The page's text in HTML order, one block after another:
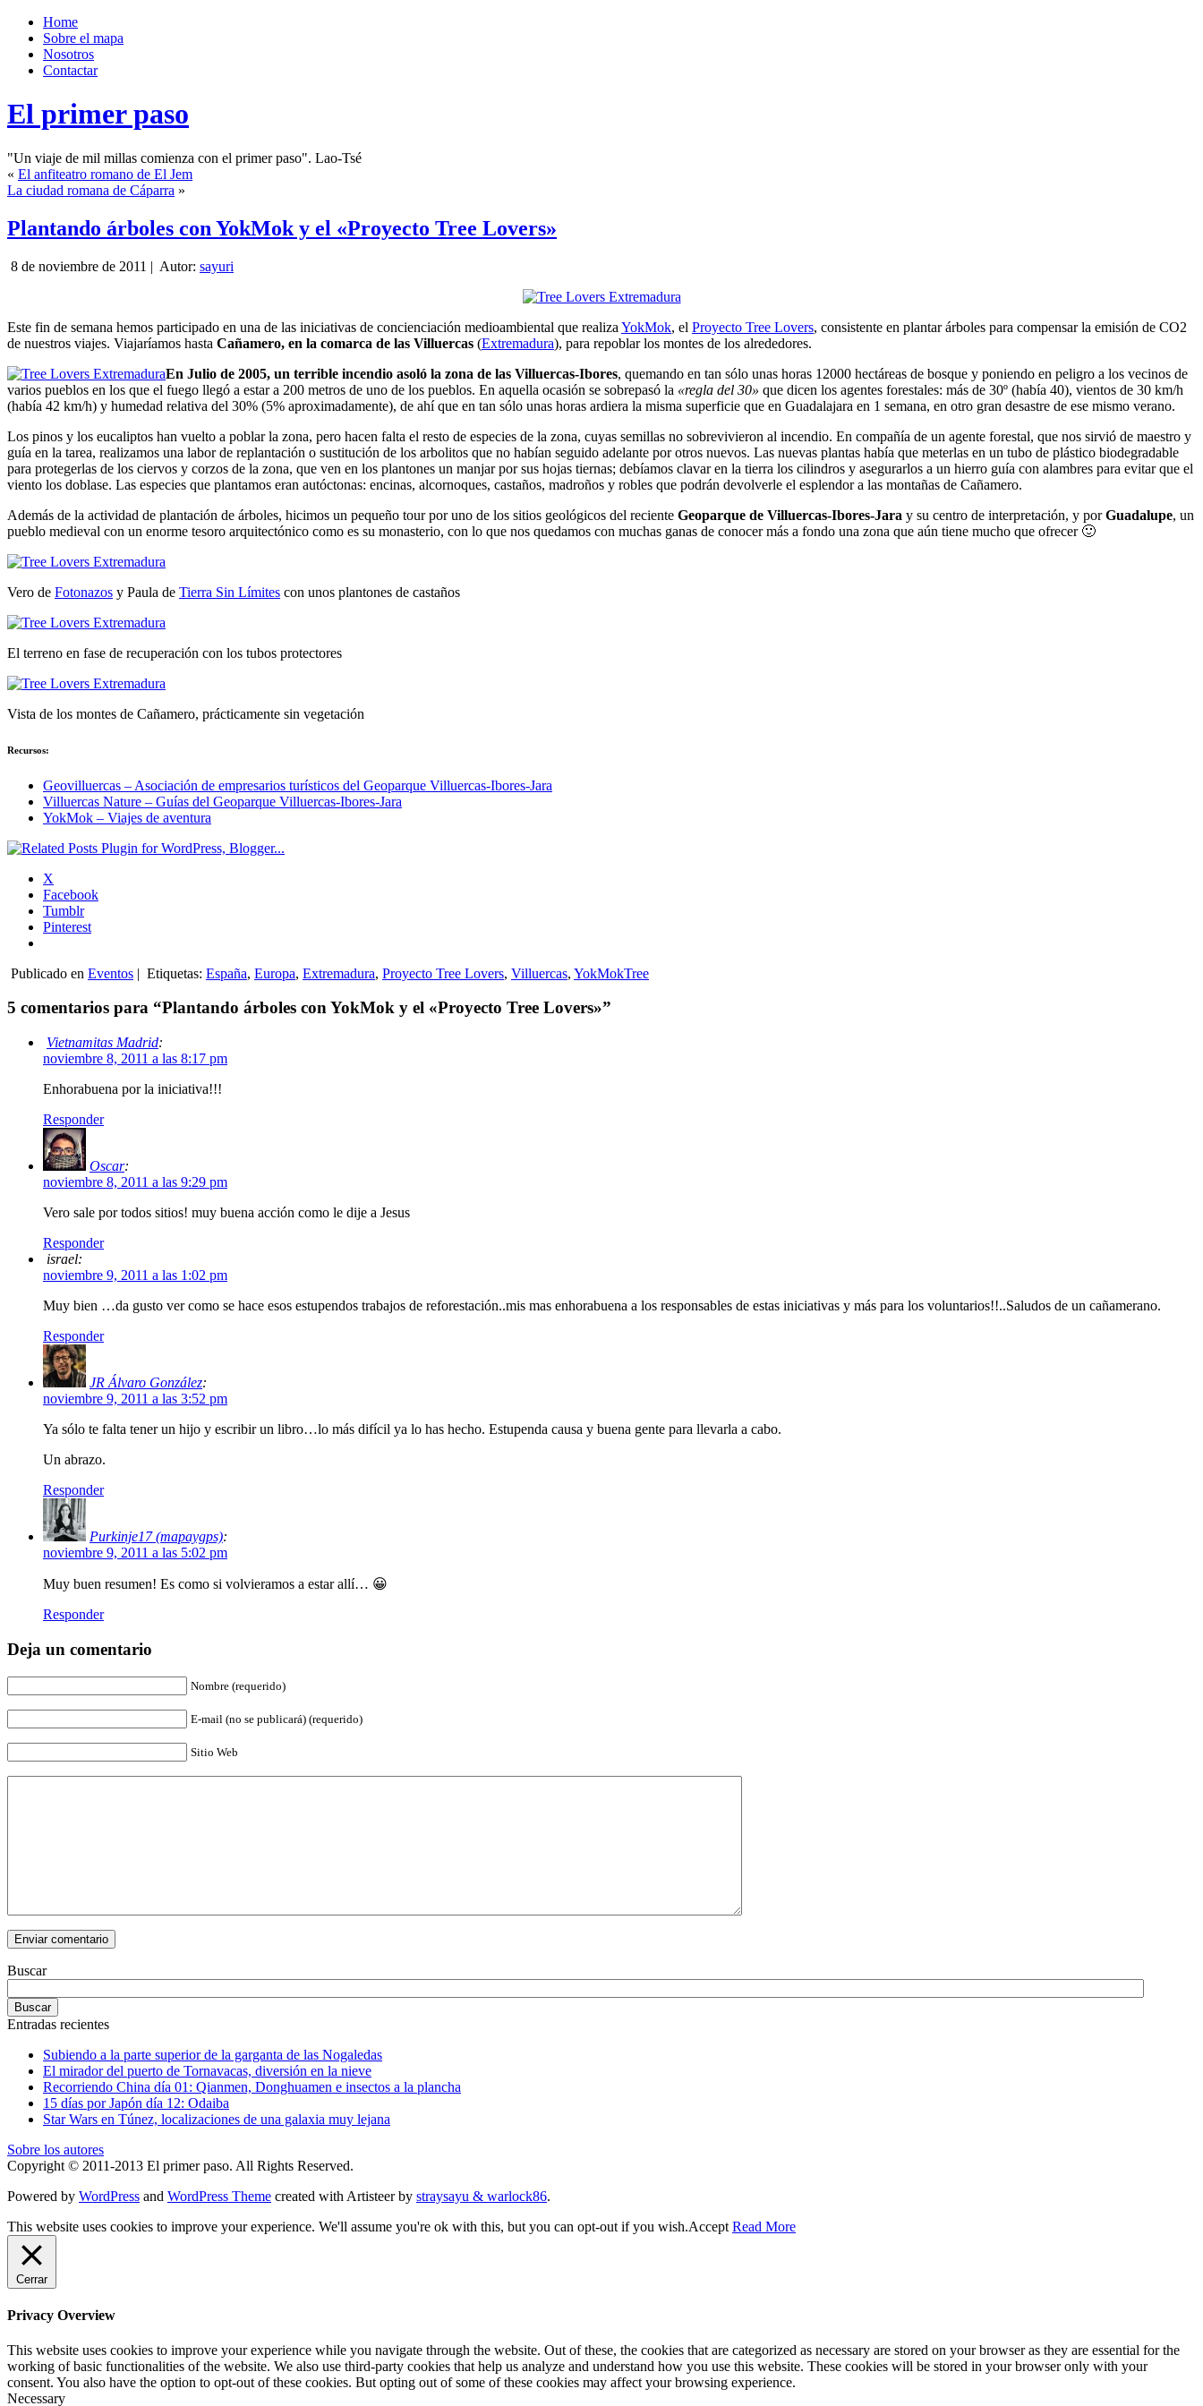
Home
Sobre el mapa
Nosotros
Contactar
El primer paso
"Un viaje de mil millas comienza con el primer paso". Lao-Tsé
« El anfiteatro romano de El Jem
La ciudad romana de Cáparra »
Plantando árboles con YokMok y el «Proyecto Tree Lovers»
8 de noviembre de 2011 | Autor: sayuri
Este fin de semana hemos participado en una de las iniciativas de concienciación medioambiental que realiza YokMok, el Proyecto Tree Lovers, consistente en plantar árboles para compensar la emisión de CO2
de nuestros viajes. Viajaríamos hasta Cañamero, en la comarca de las Villuercas (Extremadura), para repoblar los montes de los alrededores.
En Julio de 2005, un terrible incendio asoló la zona de las Villuercas-Ibores, quemando en tan sólo unas horas 12000 hectáreas de bosque y poniendo en peligro a los vecinos de
varios pueblos en los que el fuego llegó a estar a 200 metros de uno de los pueblos. En aquella ocasión se sobrepasó la «regla del 30» que dicen los agentes forestales: más de 30º (había 40), vientos de 30 km/h
(había 42 km/h) y humedad relativa del 30% (5% aproximadamente), de ahí que en tan sólo unas horas ardiera la misma superficie que en Guadalajara en 1 semana, en otro gran desastre de ese mismo verano.
Los pinos y los eucaliptos han vuelto a poblar la zona, pero hacen falta el resto de especies de la zona, cuyas semillas no sobrevivieron al incendio. En compañía de un agente forestal, que nos sirvió de maestro y
guía en la tarea, realizamos una labor de replantación o sustitución de los arbolitos que no habían seguido adelante por otros nuevos. Las nuevas plantas había que meterlas en un tubo de plástico biodegradable
para protegerlas de los ciervos y corzos de la zona, que ven en los plantones un manjar por sus hojas tiernas; debíamos clavar en la tierra los cilindros y asegurarlos a un hierro guía con alambres para evitar que el
viento los doblase. Las especies que plantamos eran autóctonas: encinas, alcornoques, castaños, madroños y robles que podrán devolverle el esplendor a las montañas de Cañamero.
Además de la actividad de plantación de árboles, hicimos un pequeño tour por uno de los sitios geológicos del reciente Geoparque de Villuercas-Ibores-Jara y su centro de interpretación, y porGuadalupe, un
pueblo medieval con un enorme tesoro arquitectónico como es su monasterio, con lo que nos quedamos con muchas ganas de conocer más a fondo una zona que aún tiene mucho que ofrecer 🙂
Vero de Fotonazos y Paula de Tierra Sin Límites con unos plantones de castaños
El terreno en fase de recuperación con los tubos protectores
Vista de los montes de Cañamero, prácticamente sin vegetación
Recursos:
Geovilluercas – Asociación de empresarios turísticos del Geoparque Villuercas-Ibores-Jara
Villuercas Nature – Guías del Geoparque Villuercas-Ibores-Jara
YokMok – Viajes de aventura
X
Facebook
Tumblr
Pinterest
Publicado en Eventos | Etiquetas: España, Europa, Extremadura, Proyecto Tree Lovers, Villuercas, YokMokTree
5 comentarios para “Plantando árboles con YokMok y el «Proyecto Tree Lovers»”
Vietnamitas Madrid:
noviembre 8, 2011 a las 8:17 pm
Enhorabuena por la iniciativa!!!
Responder
Oscar:
noviembre 8, 2011 a las 9:29 pm
Vero sale por todos sitios! muy buena acción como le dije a Jesus
Responder
israel:
noviembre 9, 2011 a las 1:02 pm
Muy bien …da gusto ver como se hace esos estupendos trabajos de reforestación..mis mas enhorabuena a los responsables de estas iniciativas y más para los voluntarios!!..Saludos de un cañamerano.
Responder
JR Álvaro González:
noviembre 9, 2011 a las 3:52 pm
Ya sólo te falta tener un hijo y escribir un libro…lo más difícil ya lo has hecho. Estupenda causa y buena gente para llevarla a cabo.
Un abrazo.
Responder
Purkinje17 (mapaygps):
noviembre 9, 2011 a las 5:02 pm
Muy buen resumen! Es como si volvieramos a estar allí… 😀
Responder
Deja un comentario
Nombre (requerido)
E-mail (no se publicará) (requerido)
Sitio Web
Buscar
Entradas recientes
Subiendo a la parte superior de la garganta de las Nogaledas
El mirador del puerto de Tornavacas, diversión en la nieve
Recorriendo China día 01: Qianmen, Donghuamen e insectos a la plancha
15 días por Japón día 12: Odaiba
Star Wars en Túnez, localizaciones de una galaxia muy lejana
Sobre los autores
Copyright © 2011-2013 El primer paso. All Rights Reserved.
Powered by WordPress and WordPress Theme created with Artisteer by straysayu & warlock86.
This website uses cookies to improve your experience. We'll assume you're ok with this, but you can opt-out if you wish.Accept Read More
Cerrar
Privacy Overview
This website uses cookies to improve your experience while you navigate through the website. Out of these, the cookies that are categorized as necessary are stored on your browser as they are essential for the
working of basic functionalities of the website. We also use third-party cookies that help us analyze and understand how you use this website. These cookies will be stored in your browser only with your
consent. You also have the option to opt-out of these cookies. But opting out of some of these cookies may affect your browsing experience.
Necessary